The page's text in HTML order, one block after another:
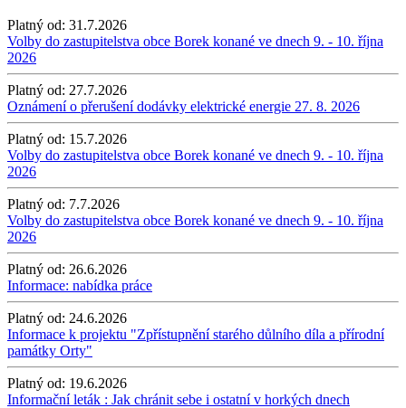
Platný od: 31.7.2026
Volby do zastupitelstva obce Borek konané ve dnech 9. - 10. října
2026
Platný od: 27.7.2026
Oznámení o přerušení dodávky elektrické energie 27. 8. 2026
Platný od: 15.7.2026
Volby do zastupitelstva obce Borek konané ve dnech 9. - 10. října
2026
Platný od: 7.7.2026
Volby do zastupitelstva obce Borek konané ve dnech 9. - 10. října
2026
Platný od: 26.6.2026
Informace: nabídka práce
Platný od: 24.6.2026
Informace k projektu "Zpřístupnění starého důlního díla a přírodní
památky Orty"
Platný od: 19.6.2026
Informační leták : Jak chránit sebe i ostatní v horkých dnech